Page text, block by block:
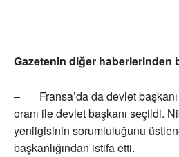
Gazetenin diğer haberlerinden
– Fransa’da da devlet başkanı
oranı ile devlet başkanı seçildi.
yenilgisinin sorumluluğunu
başkanlığından istifa etti.